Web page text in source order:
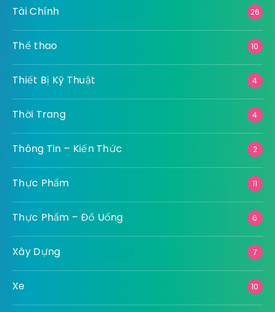
Tài Chính 26
Thể thao 10
Thiết Bị Kỹ Thuật 4
Thời Trang 4
Thông Tin – Kiến Thức 2
Thực Phẩm 11
Thực Phẩm – Đồ Uống 6
Xây Dựng 7
Xe 10